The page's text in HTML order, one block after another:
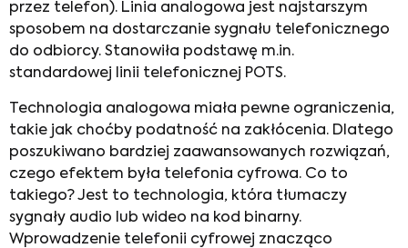
przez telefon). Linia analogowa jest najstarszym
sposobem na dostarczanie sygnału telefonicznego
do odbiorcy. Stanowiła podstawę m.in.
standardowej linii telefonicznej POTS.
Technologia analogowa miała pewne ograniczenia,
takie jak choćby podatność na zakłócenia. Dlatego
poszukiwano bardziej zaawansowanych rozwiązań,
czego efektem była telefonia cyfrowa. Co to
takiego? Jest to technologia, która tłumaczy
sygnały audio lub wideo na kod binarny.
Wprowadzenie telefonii cyfrowej znacząco